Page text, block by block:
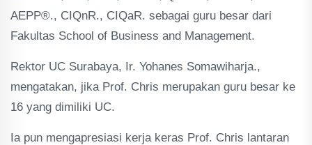
AEPP®., CIQnR., CIQaR. sebagai guru besar dari
Fakultas School of Business and Management.
Rektor UC Surabaya, Ir. Yohanes Somawiharja.,
mengatakan, jika Prof. Chris merupakan guru besar ke
16 yang dimiliki UC.
Ia pun mengapresiasi kerja keras Prof. Chris lantaran